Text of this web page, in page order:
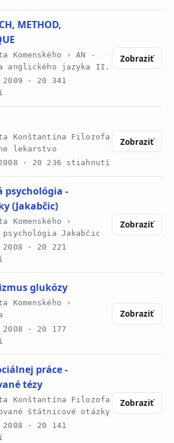
METHOD,
Komenského › AN -
anglického jazyka II.
2009 · 20 341
Zobraziť
Konštantína Filozofa
lekarstvo
· 20 236 stiahnutí
Zobraziť
psychológia -
(Jakabčic)
Komenského ›
psychológia Jakabčic
2008 · 20 221
Zobraziť
glukózy
Komenského ›
2008 · 20 177
Zobraziť
práce -
tézy
Konštantína Filozofa
štátnicové otázky
2008 · 20 141
Zobraziť